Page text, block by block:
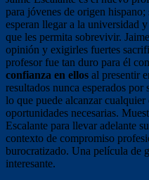
para jóvenes de origen
esperan llegar a la universidad
que les permita sobrevivir.
opinión y exigirles fuertes
profesor fue tan duro para él
confianza en ellos al presentir
resultados nunca esperados
lo que puede alcanzar
oportunidades necesarias.
Escalante para llevar adelante
contexto de compromiso
burocratizado. Una película de
interesante.